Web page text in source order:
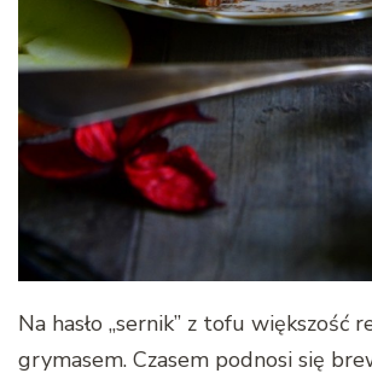
Na hasło „sernik” z tofu większość
grymasem. Czasem podnosi się